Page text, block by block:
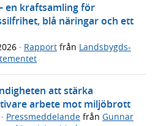
en kraftsamling för
blå näringar och ett
· Rapport från Landsbygds-
att stärka
arbete mot miljöbrott
· Pressmeddelande från Gunnar